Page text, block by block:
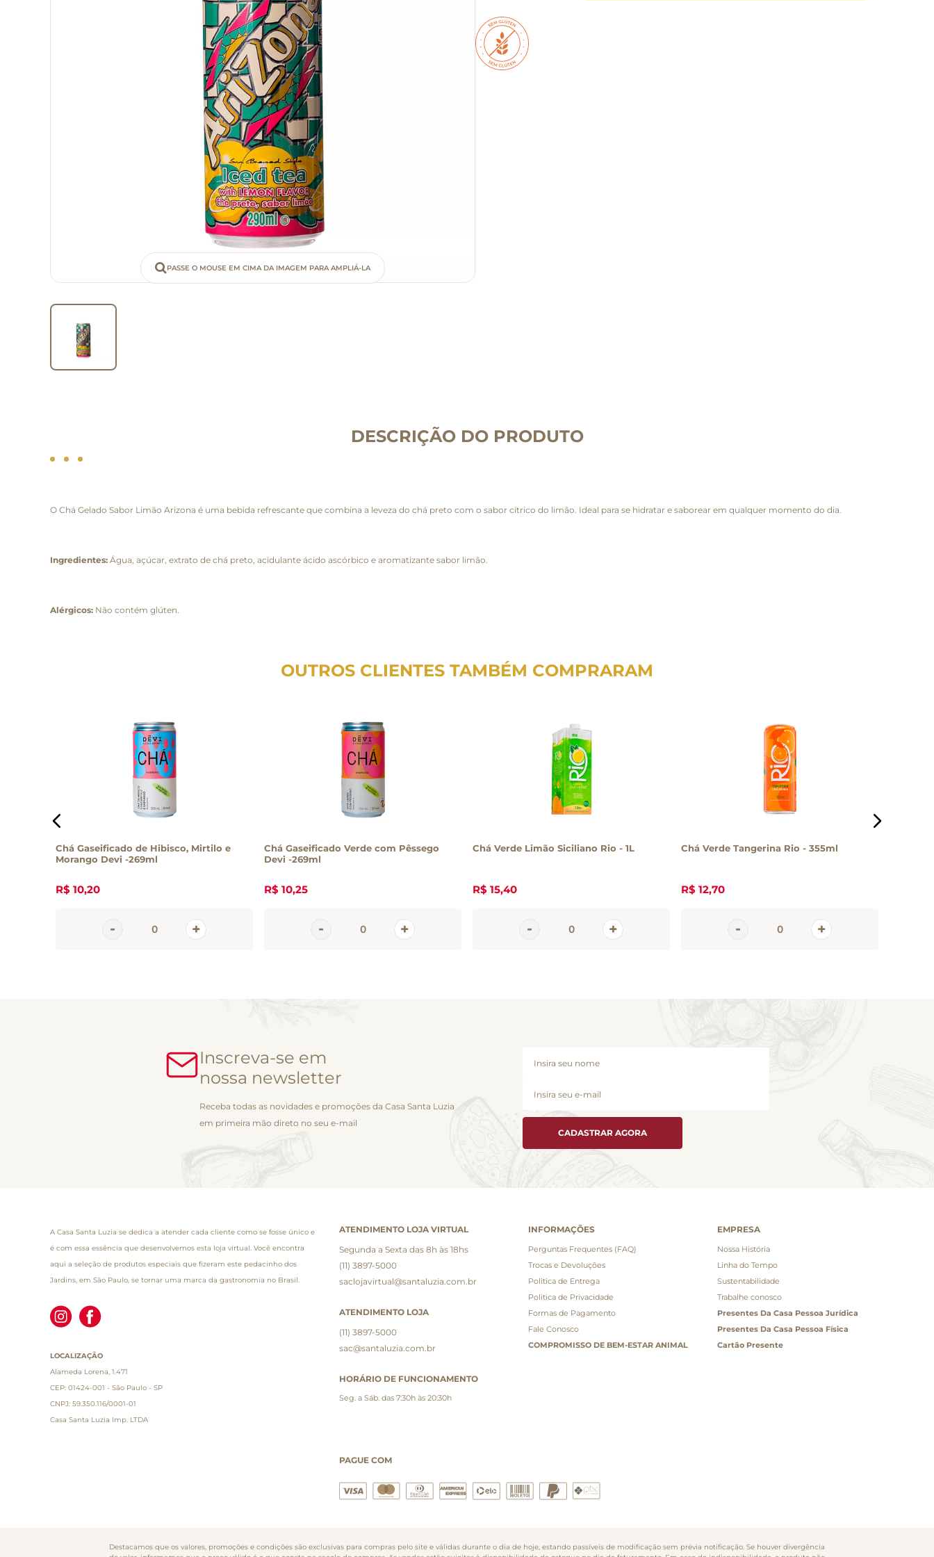
PASSE O MOUSE EM CIMA DA IMAGEM PARA AMPLIÁ-LA
DESCRIÇÃO DO PRODUTO
O Chá Gelado Sabor Limão Arizona é uma bebida refrescante que combina a leveza do chá preto com o sabor cítrico do limão. Ideal para se hidratar e saborear em qualquer momento do dia.
Ingredientes: Água, açúcar, extrato de chá preto, acidulante ácido ascórbico e aromatizante sabor limão.
Alérgicos: Não contém glúten.
OUTROS CLIENTES TAMBÉM COMPRARAM
Chá Gaseificado de Hibisco, Mirtilo e
Morango Devi -269ml
R$ 10,20
Chá Gaseificado Verde com Pêssego
Devi -269ml
R$ 10,25
Chá Verde Limão Siciliano Rio - 1L
R$ 15,40
Chá Verde Tangerina Rio - 355ml
R$ 12,70
Inscreva-se em
nossa newsletter
Receba todas as novidades e promoções da Casa Santa Luzia
em primeira mão direto no seu e-mail
CADASTRAR AGORA
A Casa Santa Luzia se dedica a atender cada cliente como se fosse único e
é com essa essência que desenvolvemos esta loja virtual. Você encontra
aqui a seleção de produtos especiais que fizeram este pedacinho dos
Jardins, em São Paulo, se tornar uma marca da gastronomia no Brasil.
LOCALIZAÇÃO
Alameda Lorena, 1.471
CEP: 01424-001 - São Paulo - SP
CNPJ: 59.350.116/0001-01
Casa Santa Luzia Imp. LTDA
ATENDIMENTO LOJA VIRTUAL
Segunda a Sexta das 8h às 18hs
(11) 3897-5000
saclojavirtual@santaluzia.com.br
ATENDIMENTO LOJA
(11) 3897-5000
sac@santaluzia.com.br
HORÁRIO DE FUNCIONAMENTO
Seg. a Sáb. das 7:30h às 20:30h
INFORMAÇÕES
Perguntas Frequentes (FAQ)
Trocas e Devoluções
Politica de Entrega
Politica de Privacidade
Formas de Pagamento
Fale Conosco
COMPROMISSO DE BEM-ESTAR ANIMAL
EMPRESA
Nossa História
Linha do Tempo
Sustentabilidade
Trabalhe conosco
Presentes Da Casa Pessoa Jurídica
Presentes Da Casa Pessoa Física
Cartão Presente
PAGUE COM
Destacamos que os valores, promoções e condições são exclusivas para compras pelo site e válidas durante o dia de hoje, estando passíveis de modificação sem prévia notificação. Se houver divergência